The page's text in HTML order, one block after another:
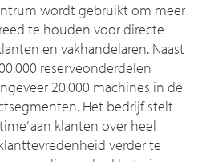
wordt gebruikt om meer
te houden voor directe
en vakhandelaren. Naast
reserveonderdelen
20.000 machines in de
Het bedrijf stelt
aan klanten over heel
verder te